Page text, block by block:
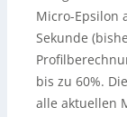
Micro-Epsilon
Sekunde
bis zu 60%.
alle aktuellen